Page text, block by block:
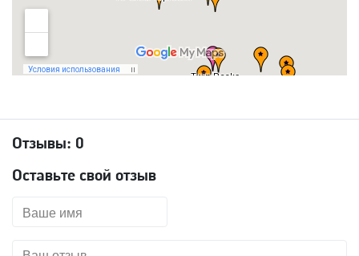
Отзывы: 0
Оставьте свой отзыв